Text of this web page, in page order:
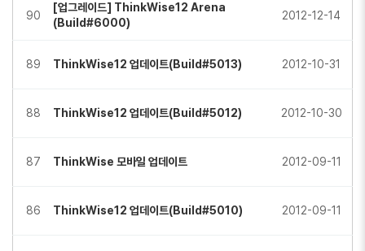
90
[업그레이드] ThinkWise12 Arena
(Build#6000)
2012-12-14
89 ThinkWise12 업데이트(Build#5013) 2012-10-31
88 ThinkWise12 업데이트(Build#5012) 2012-10-30
87 ThinkWise 모바일 업데이트 2012-09-11
86 ThinkWise12 업데이트(Build#5010) 2012-09-11